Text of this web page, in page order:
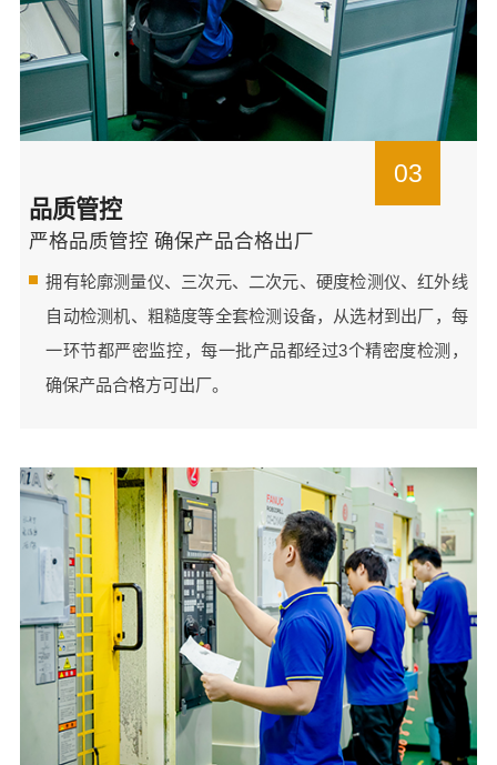
03
品质管控
严格品质管控 确保产品合格出厂
拥有轮廓测量仪、三次元、二次元、硬度检测仪、红外线
自动检测机、粗糙度等全套检测设备，从选材到出厂，每
一环节都严密监控，每一批产品都经过3个精密度检测，
确保产品合格方可出厂。